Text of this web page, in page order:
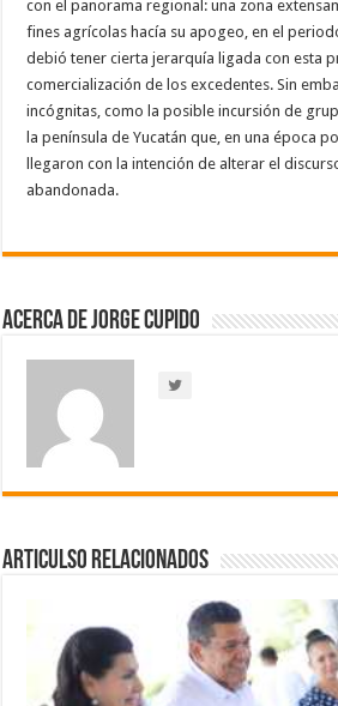
con el panorama regional: una zona
fines agrícolas hacía su apogeo, en el
debió tener cierta jerarquía ligada con esta
comercialización de los excedentes. Sin
incógnitas, como la posible incursión de
la península de Yucatán que, en una época
llegaron con la intención de alterar el
abandonada.
Acerca de Jorge Cupido
Articulso Relacionados